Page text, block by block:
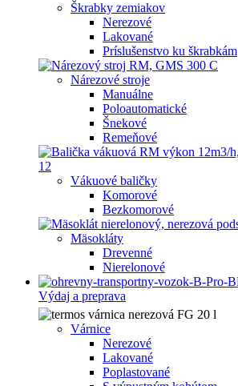
Škrabky zemiakov
Nerezové
Lakované
Príslušenstvo ku škrabkám
Nárezové stroje
Manuálne
Poloautomatické
Šnekové
Remeňové
Vákuové baličky
Komorové
Bezkomorové
Mäsokláty
Drevenné
Nierelonové
Výdaj a preprava
Várnice
Nerezové
Lakované
Poplastované